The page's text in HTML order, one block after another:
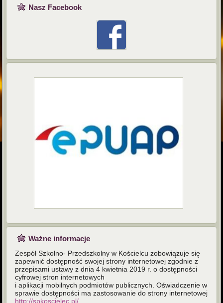
Nasz Facebook
Ważne informacje
Zespół Szkolno- Przedszkolny w Kościelcu zobowiązuje się
zapewnić dostępność swojej strony internetowej zgodnie z
przepisami ustawy z dnia 4 kwietnia 2019 r. o dostępności
cyfrowej stron internetowych
i aplikacji mobilnych podmiotów publicznych. Oświadczenie w
sprawie dostępności ma zastosowanie do strony internetowej
http://spkoscielec.pl/